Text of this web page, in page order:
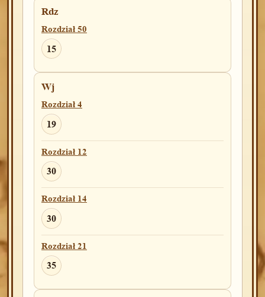
Rdz
Rozdział 50
15
Wj
Rozdział 4
19
Rozdział 12
30
Rozdział 14
30
Rozdział 21
35